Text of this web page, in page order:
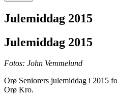
Julemiddag 2015
Julemiddag 2015
Fotos: John Vemmelund
Orø Seniorers julemiddag i 2015
Orø Kro.